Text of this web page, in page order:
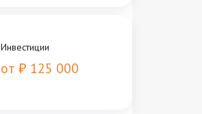
Инвестиции
от ₽ 125 000